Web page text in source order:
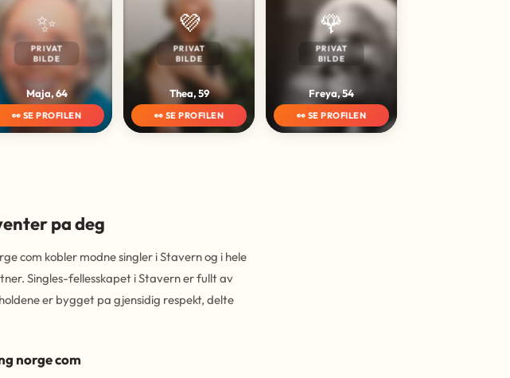
✨
PRIVAT
BILDE
Maja, 64
👀 SE PROFILEN
💜
PRIVAT
BILDE
Thea, 59
👀 SE PROFILEN
🌹
PRIVAT
BILDE
Freya, 54
👀 SE PROFILEN
pa deg
com kobler modne singler i Stavern og i hele
Singles-fellesskapet i Stavern er fullt av
er bygget pa gjensidig respekt, delte
norge com